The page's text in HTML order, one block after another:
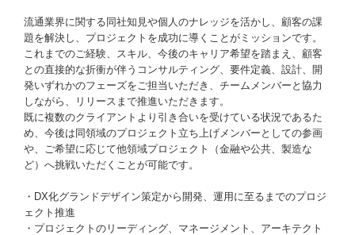
流通業界に関する同社知見や個人のナレッジを活かし、顧客の課
題を解決し、プロジェクトを成功に導くことがミッションです。
これまでのご経験、スキル、今後のキャリア希望を踏まえ、顧客
との直接的な折衝が伴うコンサルティング、要件定義、設計、開
発いずれかのフェーズをご担当いただき、チームメンバーと協力
しながら、リリースまで推進いただきます。
既に複数のクライアントより引き合いを受けている状況であるた
め、今後は同領域のプロジェクト立ち上げメンバーとしての参画
や、ご希望に応じて他領域プロジェクト（金融や公共、製造な
ど）へ挑戦いただくことが可能です。
・DX化グランドデザイン策定から開発、運用に至るまでのプロジ
ェクト推進
・プロジェクトのリーディング、マネージメント、アーキテクト